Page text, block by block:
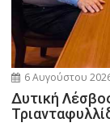
6 Αυγούστου
Δυτική